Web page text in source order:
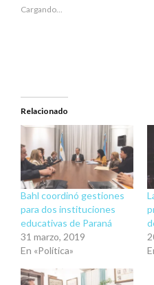
en
Cargando...
Relacionado
Bahl coordinó gestiones
para dos instituciones
educativas de Paraná
31 marzo, 2019
En «Política»